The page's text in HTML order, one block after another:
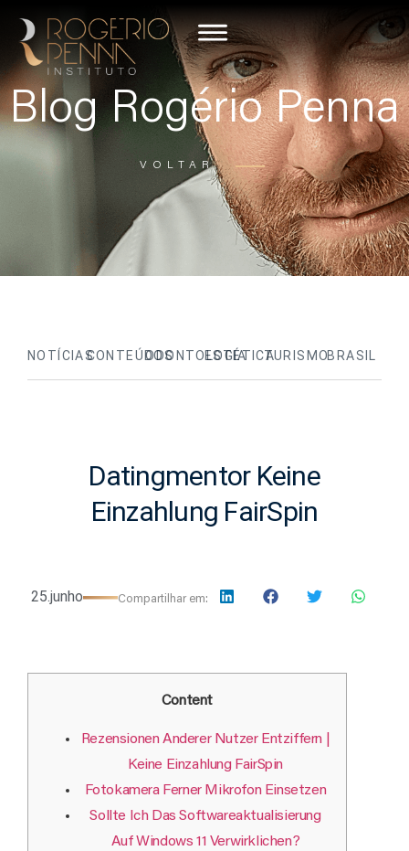
Blog Rogério Penna
VOLTAR
NOTÍCIASCONTEÚDOSODONTOLOGIA
ESTÉTICATURISMOBRASIL
Datingmentor Keine
Einzahlung FairSpin
25.junho Compartilhar em:
Content
Rezensionen Anderer Nutzer Entziffern |
Keine Einzahlung FairSpin
Fotokamera Ferner Mikrofon Einsetzen
Sollte Ich Das Softwareaktualisierung
Auf Windows 11 Verwirklichen?